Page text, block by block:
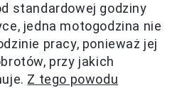
standardowej godziny
jedna motogodzina nie
pracy, ponieważ jej
przy jakich
Z tego powodu